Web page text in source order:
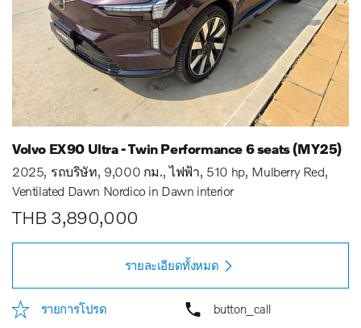
Volvo EX90 Ultra - Twin Performance 6 seats (MY25)
2025 รถบริษัท 9,000 กม. ไฟฟ้า 510 hp Mulberry Red
Ventilated Dawn Nordico in Dawn interior
THB 3,890,000
รายละเอียดทั้งหมด
รายการโปรด button_call